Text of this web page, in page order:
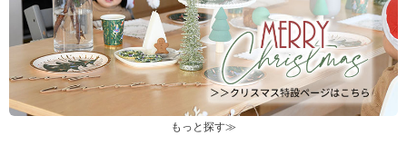
もっと探す≫